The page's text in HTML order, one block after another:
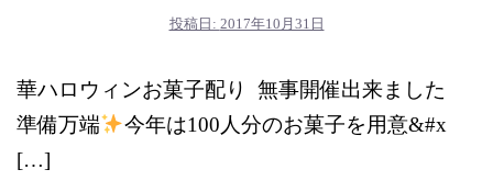
投稿日: 2017年10月31日
華ハロウィンお菓子配り 無事開催出来ました
準備万端
今年は100人分のお菓子を用意&#x
[…]